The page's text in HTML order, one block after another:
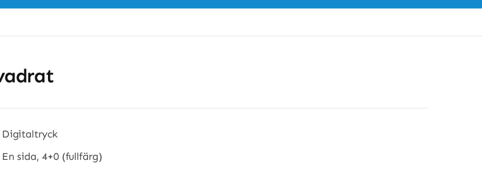
Digitaltryck
En sida, 4+0 (fullfärg)